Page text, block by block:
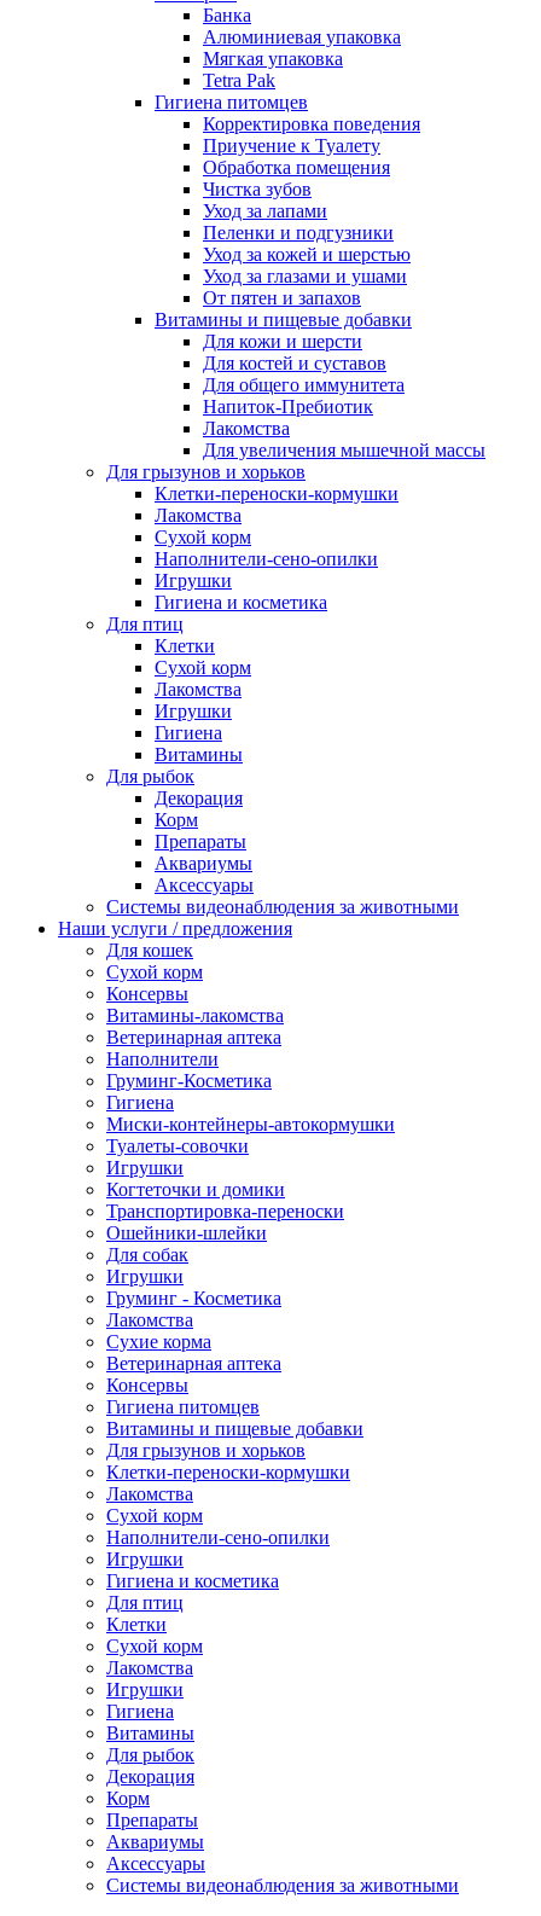
Банка
Алюминиевая упаковка
Мягкая упаковка
Tetra Pak
Гигиена питомцев
Корректировка поведения
Приучение к Туалету
Обработка помещения
Чистка зубов
Уход за лапами
Пеленки и подгузники
Уход за кожей и шерстью
Уход за глазами и ушами
От пятен и запахов
Витамины и пищевые добавки
Для кожи и шерсти
Для костей и суставов
Для общего иммунитета
Напиток-Пребиотик
Лакомства
Для увеличения мышечной массы
Для грызунов и хорьков
Клетки-переноски-кормушки
Лакомства
Сухой корм
Наполнители-сено-опилки
Игрушки
Гигиена и косметика
Для птиц
Клетки
Сухой корм
Лакомства
Игрушки
Гигиена
Витамины
Для рыбок
Декорация
Корм
Препараты
Аквариумы
Аксессуары
Cистемы видеонаблюдения за животными
Наши услуги / предложения
Для кошек
Сухой корм
Консервы
Витамины-лакомства
Ветеринарная аптека
Наполнители
Груминг-Косметика
Гигиена
Миски-контейнеры-автокормушки
Туалеты-совочки
Игрушки
Когтеточки и домики
Транспортировка-переноски
Ошейники-шлейки
Для собак
Игрушки
Груминг - Косметика
Лакомства
Сухие корма
Ветеринарная аптека
Консервы
Гигиена питомцев
Витамины и пищевые добавки
Для грызунов и хорьков
Клетки-переноски-кормушки
Лакомства
Сухой корм
Наполнители-сено-опилки
Игрушки
Гигиена и косметика
Для птиц
Клетки
Сухой корм
Лакомства
Игрушки
Гигиена
Витамины
Для рыбок
Декорация
Корм
Препараты
Аквариумы
Аксессуары
Cистемы видеонаблюдения за животными